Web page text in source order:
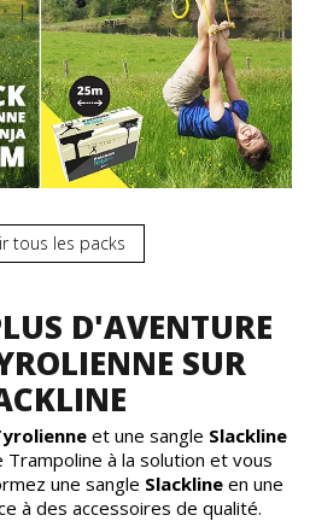
tous les packs
D'AVENTURE
SUR
et une sangle Slackline
Trampoline à la solution et vous
une sangle Slackline en une
à des accessoires de qualité.